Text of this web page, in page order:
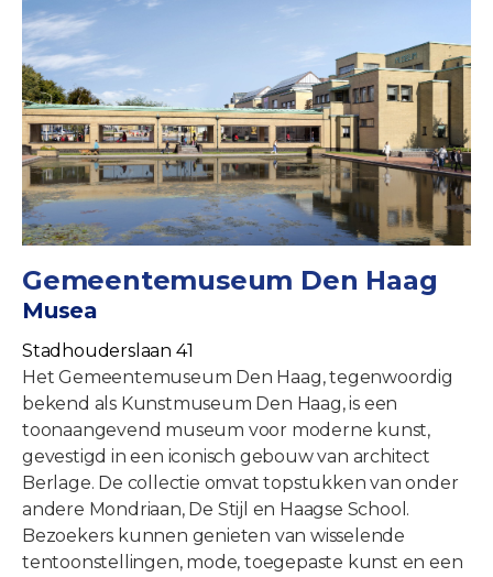
Gemeentemuseum Den Haag
Musea
Stadhouderslaan 41
Het Gemeentemuseum Den Haag, tegenwoordig
bekend als Kunstmuseum Den Haag, is een
toonaangevend museum voor moderne kunst,
gevestigd in een iconisch gebouw van architect
Berlage. De collectie omvat topstukken van onder
andere Mondriaan, De Stijl en Haagse School.
Bezoekers kunnen genieten van wisselende
tentoonstellingen, mode, toegepaste kunst en een